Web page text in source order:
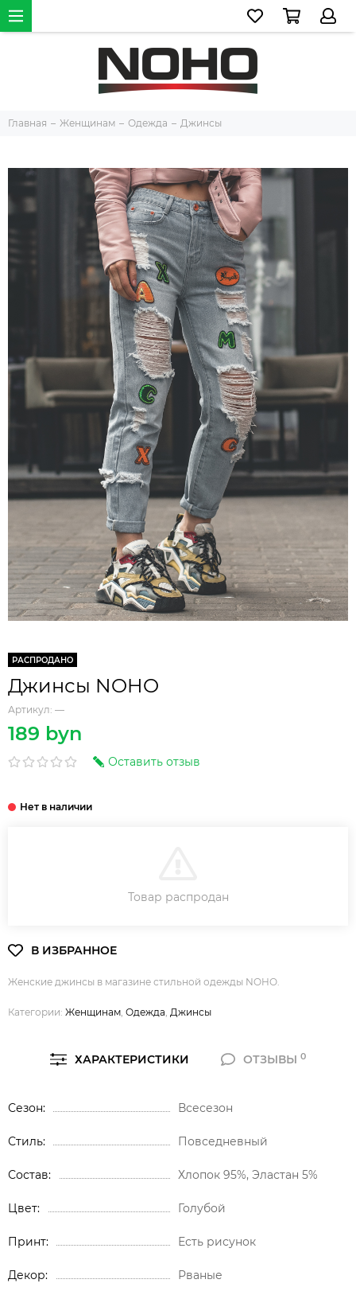
Главная Женщинам Одежда Джинсы
РАСПРОДАНО
Джинсы NOHO
Артикул: —
189 byn
Оставить отзыв
Товар распродан
Женские джинсы в магазине стильной одежды NOHO.
Категории: Женщинам, Одежда, Джинсы
ХАРАКТЕРИСТИКИ ОТЗЫВЫ0
Сезон Всесезон
Стиль Повседневный
Состав Хлопок 95%, Эластан 5%
Цвет Голубой
Принт Есть рисунок
Декор Рваные